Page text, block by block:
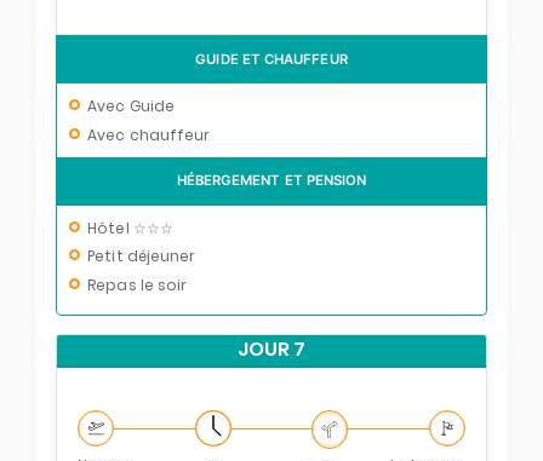
GUIDE ET CHAUFFEUR
Avec Guide
Avec chauffeur
HÉBERGEMENT ET PENSION
Hôtel ☆☆☆
Petit déjeuner
Repas le soir
JOUR 7